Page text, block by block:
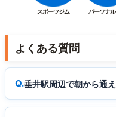
スポーツジム パーソナ
よくある質問
垂井駅周辺で朝から通